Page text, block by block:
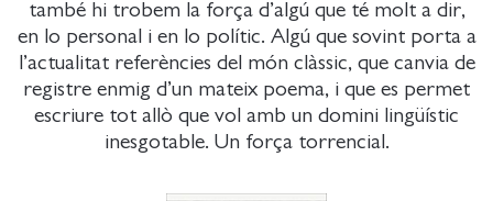
també hi trobem la força d’algú que té molt a dir,
en lo personal i en lo polític. Algú que sovint porta a
l’actualitat referències del món clàssic, que canvia de
registre enmig d’un mateix poema, i que es permet
escriure tot allò que vol amb un domini lingüístic
inesgotable. Un força torrencial.